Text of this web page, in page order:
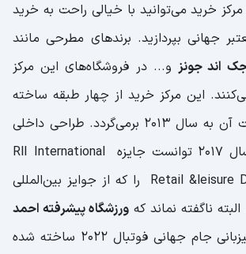
خرید می‌توانید با خیالی راحت به خرید
جهانی بپردازید. برندهای مطرحی مانند
جک اند جونزو... در فروشگاه‌های این مرکز
این مرکز خرید از چهار طبقه ساخته
شده است و ساخت آن به سال 2013 برمی‌گردد. طراحی داخلی
این مجموعه در سال 2017 توانست جایزه RlI International
Retail &leisure Destnation global را که از جوایز بین‌المللی
ناگفته نماند که ورزشگاه پیشرفته احمد
که برای میزبانی جام جهانی فوتبال 2022 ساخته شده